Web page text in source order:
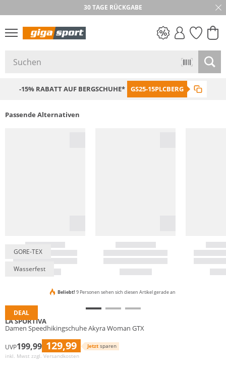
30 TAGE RÜCKGABE
-15% RABATT AUF BERGSCHUHE* GS25-15PLCBERG
Passende Alternativen
DEAL
GORE-TEX
Wasserfest
Beliebt! 9 Personen sehen sich diesen Artikel gerade an
LA SPORTIVA
Damen Speedhikingschuhe Akyra Woman GTX
UVP199,99 129,99 Jetzt sparen
inkl. Mwst zzgl. Versandkosten